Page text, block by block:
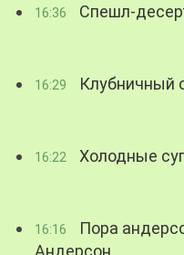
16:36 Спешл-
16:29 Клубничный
16:22 Холодные
16:16
Пора
Андерсон